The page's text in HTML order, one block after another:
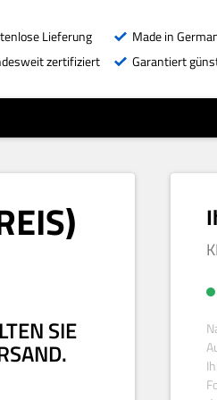
Lieferung
zertifiziert
Made in
Garantiert
SIE